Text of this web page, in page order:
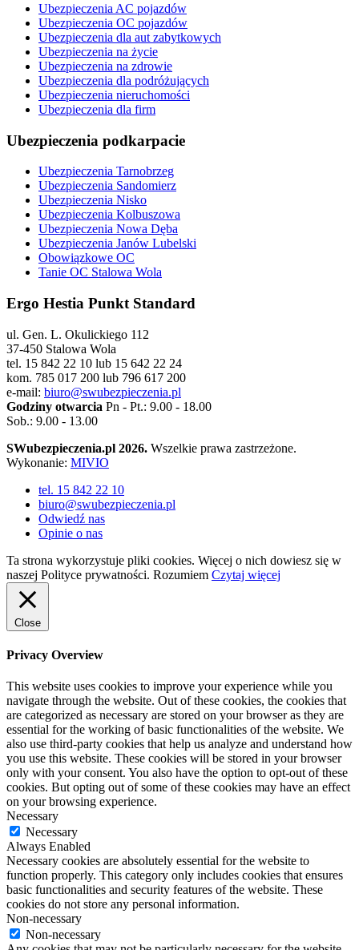
Ubezpieczenia AC pojazdów
Ubezpieczenia OC pojazdów
Ubezpieczenia dla aut zabytkowych
Ubezpieczenia na życie
Ubezpieczenia na zdrowie
Ubezpieczenia dla podróżujących
Ubezpieczenia nieruchomości
Ubezpieczenia dla firm
Ubezpieczenia podkarpacie
Ubezpieczenia Tarnobrzeg
Ubezpieczenia Sandomierz
Ubezpieczenia Nisko
Ubezpieczenia Kolbuszowa
Ubezpieczenia Nowa Dęba
Ubezpieczenia Janów Lubelski
Obowiązkowe OC
Tanie OC Stalowa Wola
Ergo Hestia Punkt Standard
ul. Gen. L. Okulickiego 112
37-450 Stalowa Wola
tel. 15 842 22 10 lub 15 642 22 24
kom. 785 017 200 lub 796 617 200
e-mail: biuro@swubezpieczenia.pl
Godziny otwarcia Pn - Pt.: 9.00 - 18.00
Sob.: 9.00 - 13.00
SWubezpieczenia.pl 2026. Wszelkie prawa zastrzeżone.
Wykonanie: MIVIO
tel. 15 842 22 10
biuro@swubezpieczenia.pl
Odwiedź nas
Opinie o nas
Ta strona wykorzystuje pliki cookies. Więcej o nich dowiesz się w
naszej Polityce prywatności. Rozumiem Czytaj więcej
Close
Privacy Overview
This website uses cookies to improve your experience while you
navigate through the website. Out of these cookies, the cookies that
are categorized as necessary are stored on your browser as they are
essential for the working of basic functionalities of the website. We
also use third-party cookies that help us analyze and understand how
you use this website. These cookies will be stored in your browser
only with your consent. You also have the option to opt-out of these
cookies. But opting out of some of these cookies may have an effect
on your browsing experience.
Necessary
Necessary
Always Enabled
Necessary cookies are absolutely essential for the website to
function properly. This category only includes cookies that ensures
basic functionalities and security features of the website. These
cookies do not store any personal information.
Non-necessary
Non-necessary